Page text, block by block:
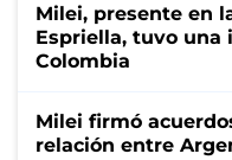
Milei, presente en
Espriella, tuvo una
Colombia
Milei firmó
relación entre